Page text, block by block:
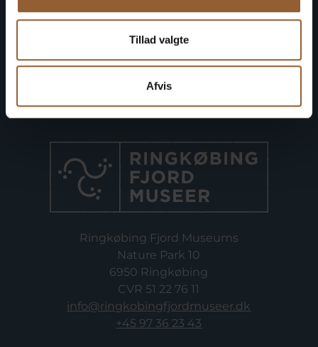
Tillad valgte
Afvis
Ringkøbing Fjord Museums
Nature Park 10
6950 Ringkøbing
CVR 51 22 76 11
info@ringkobingfjordmuseer.dk
+45 97 36 23 43